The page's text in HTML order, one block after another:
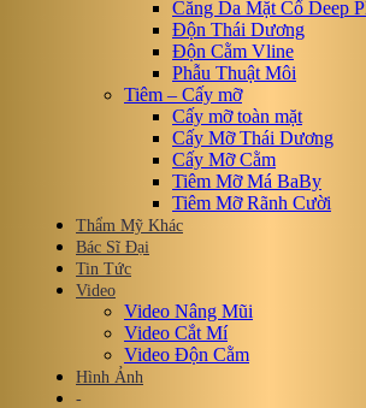
Căng Da Mặt Cổ Deep
Độn Thái Dương
Độn Cằm Vline
Phẫu Thuật Môi
Tiêm – Cấy mỡ
Cấy mỡ toàn mặt
Cấy Mỡ Thái Dương
Cấy Mỡ Cằm
Tiêm Mỡ Má BaBy
Tiêm Mỡ Rãnh Cười
Thẩm Mỹ Khác
Bác Sĩ Đại
Tin Tức
Video
Video Nâng Mũi
Video Cắt Mí
Video Độn Cằm
Hình Ảnh
-